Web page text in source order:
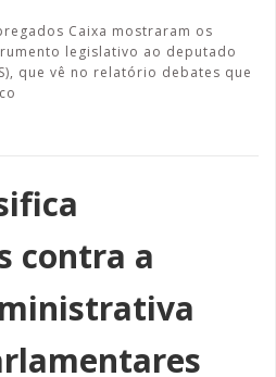
Caixa mostraram os
legislativo ao deputado
que vê no relatório debates que
contra a